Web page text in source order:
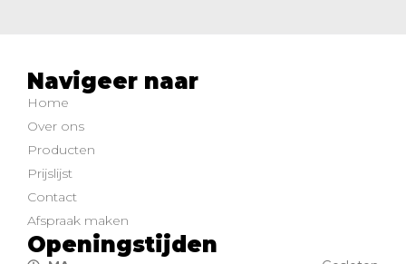
Navigeer naar
Home
Over ons
Producten
Prijslijst
Contact
Afspraak maken
Openingstijden